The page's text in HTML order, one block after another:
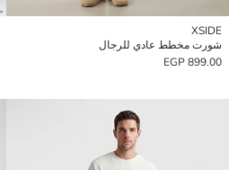
XSIDE
شورت مخطط عادي للرجال
899.00 EGP